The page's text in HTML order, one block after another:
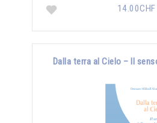
14.00CHF
Dalla terra al Cielo – Il